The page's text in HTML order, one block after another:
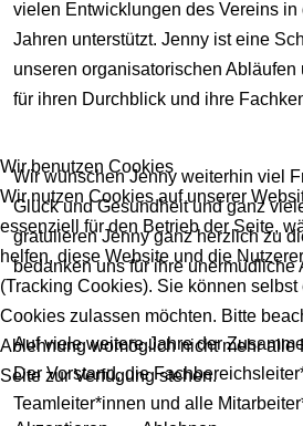
vielen Entwicklungen des Vereins in
Jahren unterstützt. Jenny ist eine
unseren organisatorischen
für ihren Durchblick und ihre
Wir wünschen Jenny weiterhin viel
Glück und Gesundheit und ganz
gratulieren Jenny ganz herzlich zu
bedanken uns für ihre unermüdliche
Auf viele weitere Jahre der
Der Vorstand, die
Teamleiter*innen und alle
Wir benutzen Cookies
Wir nutzen Cookies auf unserer
essenziell für den Betrieb der Seite,
helfen, diese Website und die
(Tracking Cookies). Sie können
Cookies zulassen möchten. Bitte
Ablehnung womöglich nicht mehr alle
Seite zur Verfügung stehen.